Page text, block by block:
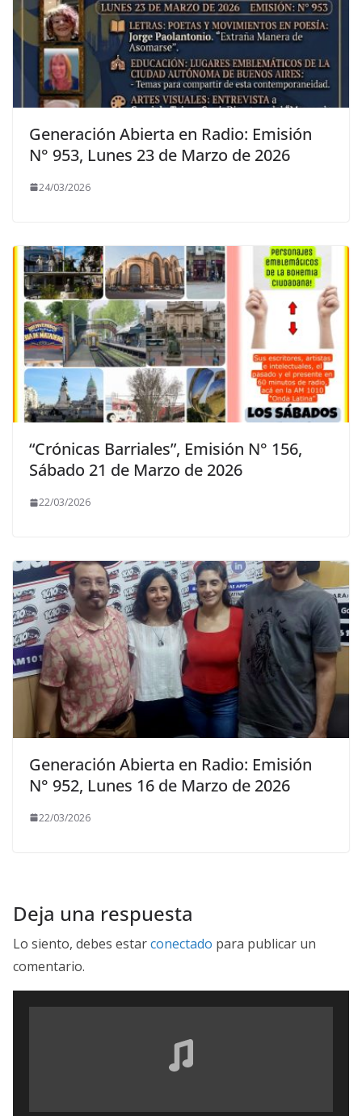
Generación Abierta en Radio: Emisión
N° 953, Lunes 23 de Marzo de 2026
24/03/2026
“Crónicas Barriales”, Emisión N° 156,
Sábado 21 de Marzo de 2026
22/03/2026
Generación Abierta en Radio: Emisión
N° 952, Lunes 16 de Marzo de 2026
22/03/2026
Deja una respuesta
Lo siento, debes estarconectado para publicar un
comentario.